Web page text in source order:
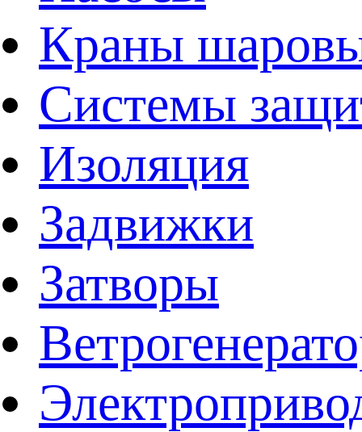
Краны
Системы
Изоляция
Задвижки
Затворы